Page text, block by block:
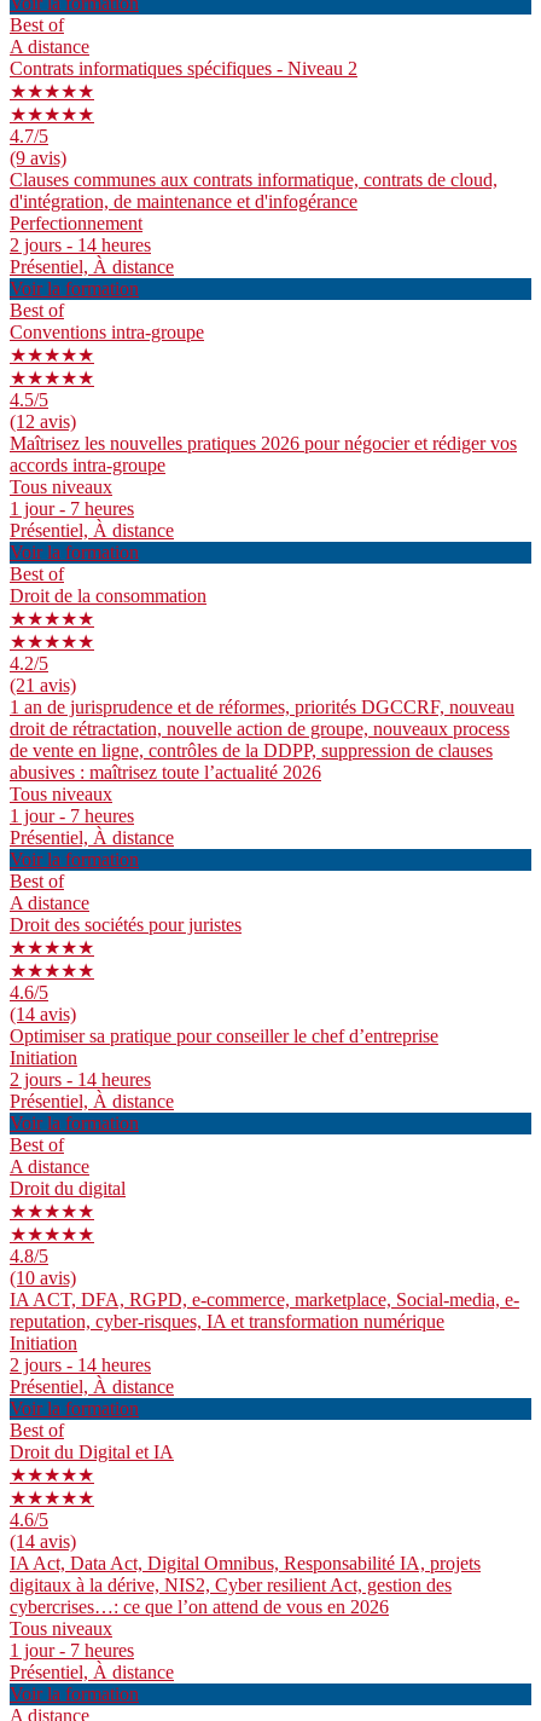
Best of
A distance
Contrats informatiques spécifiques - Niveau 2
★★★★★
★★★★★
4.7/5
(9 avis)
Clauses communes aux contrats informatique, contrats de cloud,
d'intégration, de maintenance et d'infogérance
Perfectionnement
2 jours - 14 heures
Présentiel, À distance
Voir la formation
Best of
Conventions intra-groupe
★★★★★
★★★★★
4.5/5
(12 avis)
Maîtrisez les nouvelles pratiques 2026 pour négocier et rédiger vos
accords intra-groupe
Tous niveaux
1 jour - 7 heures
Présentiel, À distance
Voir la formation
Best of
Droit de la consommation
★★★★★
★★★★★
4.2/5
(21 avis)
1 an de jurisprudence et de réformes, priorités DGCCRF, nouveau
droit de rétractation, nouvelle action de groupe, nouveaux process
de vente en ligne, contrôles de la DDPP, suppression de clauses
abusives : maîtrisez toute l’actualité 2026
Tous niveaux
1 jour - 7 heures
Présentiel, À distance
Voir la formation
Best of
A distance
Droit des sociétés pour juristes
★★★★★
★★★★★
4.6/5
(14 avis)
Optimiser sa pratique pour conseiller le chef d’entreprise
Initiation
2 jours - 14 heures
Présentiel, À distance
Voir la formation
Best of
A distance
Droit du digital
★★★★★
★★★★★
4.8/5
(10 avis)
IA ACT, DFA, RGPD, e-commerce, marketplace, Social-media, e-
reputation, cyber-risques, IA et transformation numérique
Initiation
2 jours - 14 heures
Présentiel, À distance
Voir la formation
Best of
Droit du Digital et IA
★★★★★
★★★★★
4.6/5
(14 avis)
IA Act, Data Act, Digital Omnibus, Responsabilité IA, projets
digitaux à la dérive, NIS2, Cyber resilient Act, gestion des
cybercrises…: ce que l’on attend de vous en 2026
Tous niveaux
1 jour - 7 heures
Présentiel, À distance
Voir la formation
A distance